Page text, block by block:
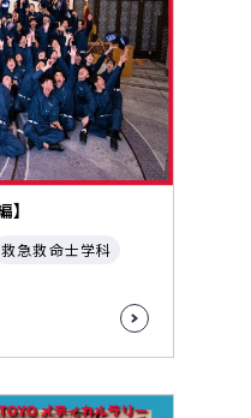
救急救命士学科